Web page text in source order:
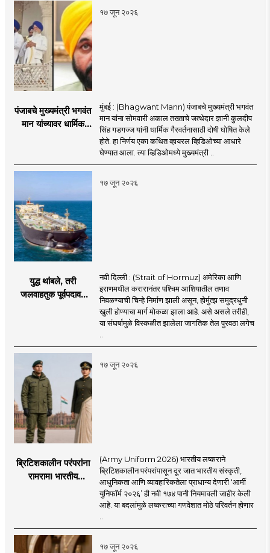
प्रत्यारोप
१७ जून २०२६
पंजाबचे मुख्यमंत्री भगवंत
मान यांच्यावर धार्मिक
खळबळ
मुंबई : (Bhagwant Mann) पंजाबचे मुख्यमंत्री भगवंत
मान यांना सोमवारी अकाल तख्ताचे जत्थेदार ज्ञानी कुलदीप
सिंह गडगज्ज यांनी धार्मिक गैरवर्तनासाठी दोषी घोषित केले
होते. हा निर्णय एका कथित व्हायरल व्हिडिओच्या आधारे
घेण्यात आला. त्या व्हिडिओमध्ये मुख्यमंत्री ..
१७ जून २०२६
युद्ध थांबले, तरी
जलवाहतुक पूर्वपदावर
चिंता.
नवी दिल्ली : (Strait of Hormuz) अमेरिका आणि
इराणमधील करारानंतर पश्चिम आशियातील तणाव
निवळण्याची चिन्हे निर्माण झाली असून, होर्मुत्झ समुद्रधुनी
खुली होण्याचा मार्ग मोकळा झाला आहे. असे असले तरीही,
या संघर्षामुळे विस्कळीत झालेला जागतिक तेल पुरवठा लगेच
१७ जून २०२६
ब्रिटिशकालीन परंपरांना
रामराम! भारतीय
(Army Uniform 2026) भारतीय लष्कराने
ब्रिटिशकालीन परंपरांपासून दूर जात भारतीय संस्कृती,
आधुनिकता आणि व्यावहारिकतेला प्राधान्य देणारी ‘आर्मी
युनिफॉर्म २०२६’ ही नवी १७४ पानी नियमावली जाहीर केली
आहे. या बदलांमुळे लष्कराच्या गणवेशात मोठे परिवर्तन होणार
१७ जून २०२६